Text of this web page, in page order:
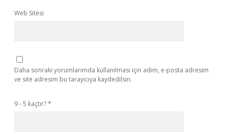
Web Sitesi
Daha sonraki yorumlarımda kullanılması için adım, e-posta adresim
ve site adresim bu tarayıcıya kaydedilsin.
9 - 5 kaçtır?*